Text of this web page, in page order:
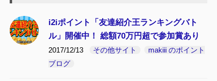
i2iポイント「友達紹介王ランキングバト
ル」開催中！ 総額70万円超で参加賞あり
2017/12/13 その他サイト
makiii のポイント
ブログ